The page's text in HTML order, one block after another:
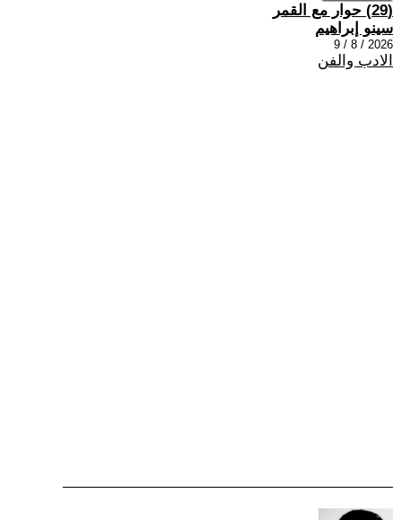
(29) حوار مع القمر
سينو إبراهيم
2026 / 8 / 9
الادب والفن